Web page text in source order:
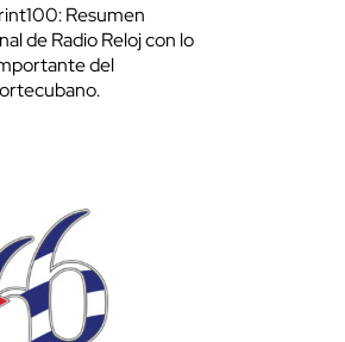
Resumen
de Radio Reloj con lo
del